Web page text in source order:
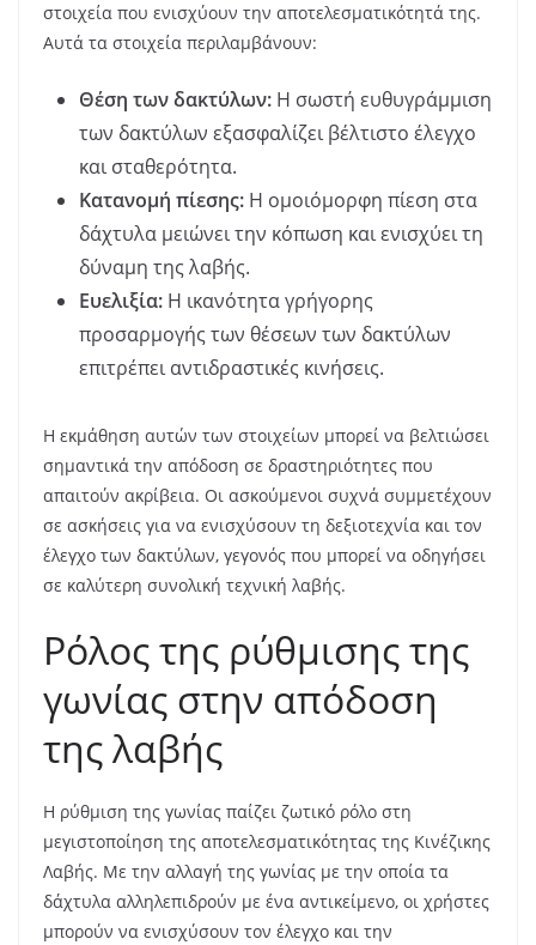
στοιχεία που ενισχύουν την αποτελεσματικότητά της.
Αυτά τα στοιχεία περιλαμβάνουν:
Θέση των δακτύλων: Η σωστή ευθυγράμμιση
των δακτύλων εξασφαλίζει βέλτιστο έλεγχο
και σταθερότητα.
Κατανομή πίεσης: Η ομοιόμορφη πίεση στα
δάχτυλα μειώνει την κόπωση και ενισχύει τη
δύναμη της λαβής.
Ευελιξία: Η ικανότητα γρήγορης
προσαρμογής των θέσεων των δακτύλων
επιτρέπει αντιδραστικές κινήσεις.
Η εκμάθηση αυτών των στοιχείων μπορεί να βελτιώσει
σημαντικά την απόδοση σε δραστηριότητες που
απαιτούν ακρίβεια. Οι ασκούμενοι συχνά συμμετέχουν
σε ασκήσεις για να ενισχύσουν τη δεξιοτεχνία και τον
έλεγχο των δακτύλων, γεγονός που μπορεί να οδηγήσει
σε καλύτερη συνολική τεχνική λαβής.
Ρόλος της ρύθμισης της
γωνίας στην απόδοση
της λαβής
Η ρύθμιση της γωνίας παίζει ζωτικό ρόλο στη
μεγιστοποίηση της αποτελεσματικότητας της Κινέζικης
Λαβής. Με την αλλαγή της γωνίας με την οποία τα
δάχτυλα αλληλεπιδρούν με ένα αντικείμενο, οι χρήστες
μπορούν να ενισχύσουν τον έλεγχο και την